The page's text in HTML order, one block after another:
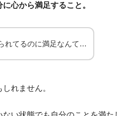
心から満足すること。
れてるのに満足なんて…
れません。